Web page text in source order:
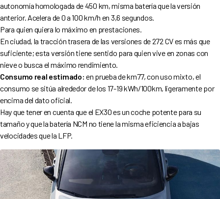
autonomía homologada de 450 km, misma batería que la versión
anterior. Acelera de 0 a 100 km/h en 3,6 segundos.
Para quien quiera lo máximo en prestaciones.
En ciudad, la tracción trasera de las versiones de 272 CV es más que
suficiente; esta versión tiene sentido para quien vive en zonas con
nieve o busca el máximo rendimiento.
Consumo real estimado: en prueba de km77, con uso mixto, el
consumo se sitúa alrededor de los 17-19 kWh/100km, ligeramente por
encima del dato oficial.
Hay que tener en cuenta que el EX30 es un coche potente para su
tamaño y que la batería NCM no tiene la misma eficiencia a bajas
velocidades que la LFP.